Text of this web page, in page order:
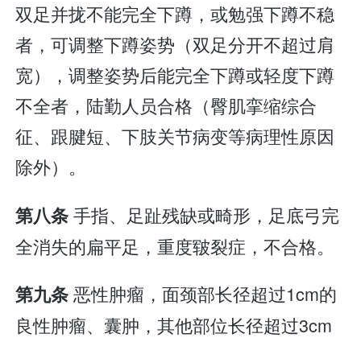
双足并拢不能完全下蹲，或勉强下蹲不稳
者，可调整下蹲姿势（双足分开不超过肩
宽），调整姿势后能完全下蹲或轻度下蹲
不全者，陆勤人员合格（臀肌挛缩综合
征、跟腱短、下肢关节病变等病理性原因
除外）。
第八条手指、足趾残缺或畸形，足底弓完
全消失的扁平足，重度皲裂症，不合格。
第九条恶性肿瘤，面颈部长径超过1cm的
良性肿瘤、囊肿，其他部位长径超过3cm